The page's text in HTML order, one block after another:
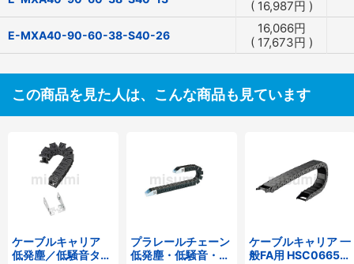
( 16,987円 )
E-MXA40-90-60-38-S40-26 16,066円
( 17,673円 )
この商品を見た人は、こんな商品も見ています
ケーブルキャリア
低発塵／低騒音タイ
プラレールチェーン
低発塵・低騒音・フ
ケーブルキャリア 一
般FA用 HSC0665シ